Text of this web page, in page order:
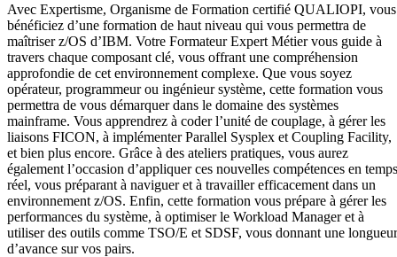
Avec Expertisme, Organisme de Formation certifié QUALIOPI, vous
bénéficiez d’une formation de haut niveau qui vous permettra de
maîtriser z/OS d’IBM. Votre Formateur Expert Métier vous guide à
travers chaque composant clé, vous offrant une compréhension
approfondie de cet environnement complexe. Que vous soyez
opérateur, programmeur ou ingénieur système, cette formation vous
permettra de vous démarquer dans le domaine des systèmes
mainframe. Vous apprendrez à coder l’unité de couplage, à gérer les
liaisons FICON, à implémenter Parallel Sysplex et Coupling Facility,
et bien plus encore. Grâce à des ateliers pratiques, vous aurez
également l’occasion d’appliquer ces nouvelles compétences en temps
réel, vous préparant à naviguer et à travailler efficacement dans un
environnement z/OS. Enfin, cette formation vous prépare à gérer les
performances du système, à optimiser le Workload Manager et à
utiliser des outils comme TSO/E et SDSF, vous donnant une longueur
d’avance sur vos pairs.